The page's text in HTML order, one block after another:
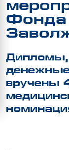
Фонда
Дипломы,
вручены